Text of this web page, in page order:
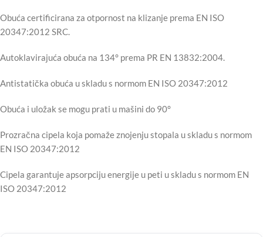
Obuća certificirana za otpornost na klizanje prema EN ISO
20347:2012 SRC.
Autoklavirajuća obuća na 134° prema PR EN 13832:2004.
Antistatička obuća u skladu s normom EN ISO 20347:2012
Obuća i uložak se mogu prati u mašini do 90°
Prozračna cipela koja pomaže znojenju stopala u skladu s normom
EN ISO 20347:2012
Cipela garantuje apsorpciju energije u peti u skladu s normom EN
ISO 20347:2012